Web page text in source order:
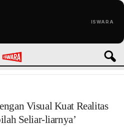
ISWARA
Visual Kuat Realitas
Seliar-liarnya’